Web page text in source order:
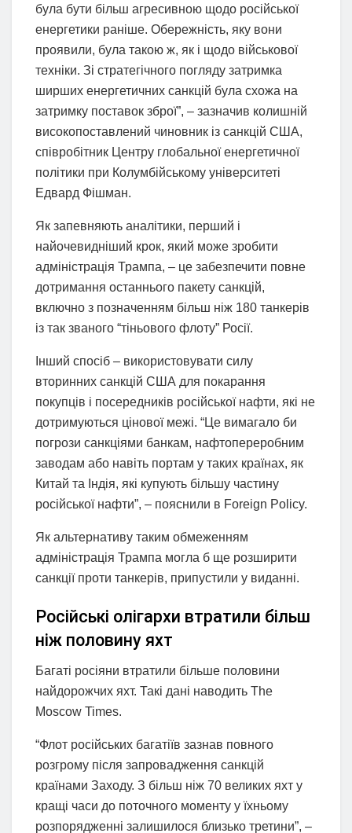
була бути більш агресивною щодо російської
енергетики раніше. Обережність, яку вони
проявили, була такою ж, як і щодо військової
техніки. Зі стратегічного погляду затримка
ширших енергетичних санкцій була схожа на
затримку поставок зброї”, – зазначив колишній
високопоставлений чиновник із санкцій США,
співробітник Центру глобальної енергетичної
політики при Колумбійському університеті
Едвард Фішман.
Як запевняють аналітики, перший і
найочевидніший крок, який може зробити
адміністрація Трампа, – це забезпечити повне
дотримання останнього пакету санкцій,
включно з позначенням більш ніж 180 танкерів
із так званого “тіньового флоту” Росії.
Інший спосіб – використовувати силу
вторинних санкцій США для покарання
покупців і посередників російської нафти, які не
дотримуються цінової межі. “Це вимагало би
погрози санкціями банкам, нафтопереробним
заводам або навіть портам у таких країнах, як
Китай та Індія, які купують більшу частину
російської нафти”, – пояснили в Foreign Policy.
Як альтернативу таким обмеженням
адміністрація Трампа могла б ще розширити
санкції проти танкерів, припустили у виданні.
Російські олігархи втратили більш
ніж половину яхт
Багаті росіяни втратили більше половини
найдорожчих яхт. Такі дані наводить The
Moscow Times.
“‎Флот російських багатіїв зазнав повного
розгрому після запровадження санкцій
країнами Заходу. З більш ніж 70 великих яхт у
кращі часи до поточного моменту у їхньому
розпорядженні залишилося близько третини”‎, –